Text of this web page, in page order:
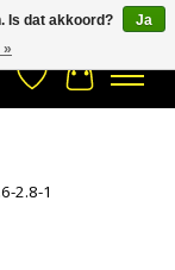
bericht
Verlanglijst
2.8-1
Is dat akkoord?
Ja
»